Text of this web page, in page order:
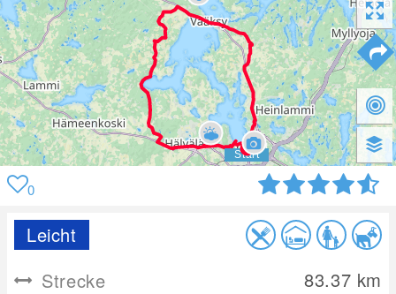
0
Leicht
Strecke
83.37 km